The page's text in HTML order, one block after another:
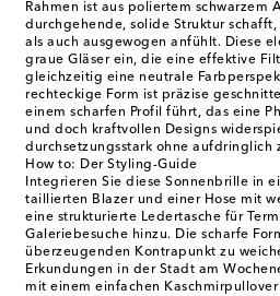
Rahmen ist aus poliertem schwarzem
durchgehende, solide Struktur schafft,
als auch ausgewogen anfühlt. Diese
graue Gläser ein, die eine effektive
gleichzeitig eine neutrale
rechteckige Form ist präzise
einem scharfen Profil führt, das eine
und doch kraftvollen Designs
durchsetzungsstark ohne aufdringlich
How to: Der Styling-Guide
Integrieren Sie diese Sonnenbrille in
taillierten Blazer und einer Hose mit
eine strukturierte Ledertasche für
Galeriebesuche hinzu. Die scharfe
überzeugenden Kontrapunkt zu
Erkundungen in der Stadt am
mit einem einfachen